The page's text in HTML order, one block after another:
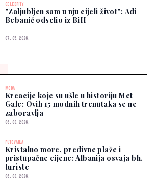
CELEBRITY
"Zaljubljen sam u nju cijeli život": Adi
Bebanić odselio iz BiH
07. 05. 2026.
MODA
Kreacije koje su ušle u historiju Met
Gale: Ovih 15 modnih trenutaka se ne
zaboravlja
06. 08. 2026.
PUTOVANJA
Kristalno more, predivne plaže i
pristupačne cijene: Albanija osvaja bh.
turiste
06. 08. 2026.